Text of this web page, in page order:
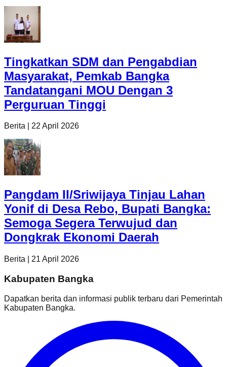
Tingkatkan SDM dan Pengabdian
Masyarakat, Pemkab Bangka
Tandatangani MOU Dengan 3
Perguruan Tinggi
Berita 22 April 2026
Pangdam II/Sriwijaya Tinjau Lahan
Yonif di Desa Rebo, Bupati Bangka:
Semoga Segera Terwujud dan
Dongkrak Ekonomi Daerah
Berita 21 April 2026
Kabupaten Bangka
Dapatkan berita dan informasi publik terbaru dari Pemerintah
Kabupaten Bangka.